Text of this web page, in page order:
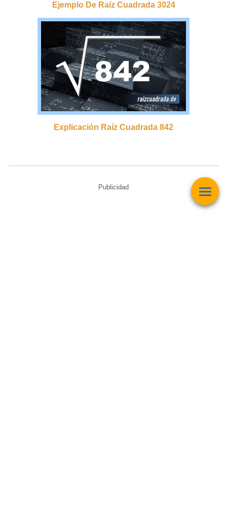
Ejemplo De Raíz Cuadrada 3024
Explicación Raíz Cuadrada 842
Publicidad